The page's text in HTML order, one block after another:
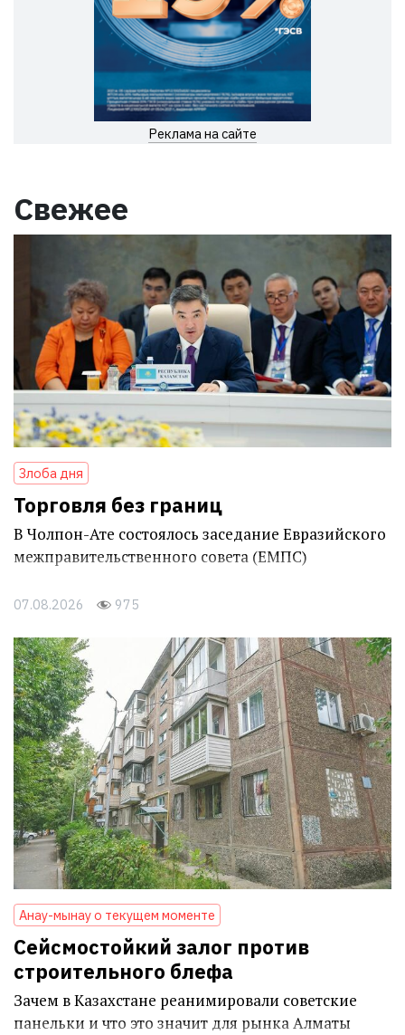
Реклама на сайте
Свежее
Злоба дня
Торговля без границ
В Чолпон-Ате состоялось заседание Евразийского
межправительственного совета (ЕМПС)
07.08.2026 975
Анау-мынау о текущем моменте
Сейсмостойкий залог против
строительного блефа
Зачем в Казахстане реанимировали советские
панельки и что это значит для рынка Алматы